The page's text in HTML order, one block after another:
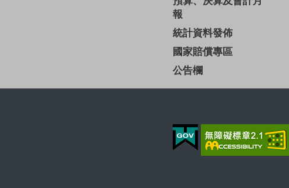
報
統計資料發佈
國家賠償專區
公告欄